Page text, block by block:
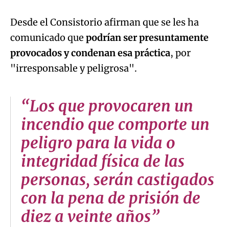
Desde el Consistorio afirman que se les ha
comunicado que podrían ser presuntamente
provocados y condenan esa práctica, por
"irresponsable y peligrosa".
“Los que provocaren un
incendio que comporte un
peligro para la vida o
integridad física de las
personas, serán castigados
con la pena de prisión de
diez a veinte años”